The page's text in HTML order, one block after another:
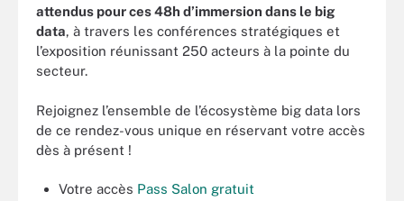
attendus pour ces 48h d’immersion dans le big
data, à travers les conférences stratégiques et
l’exposition réunissant 250 acteurs à la pointe du
secteur.
Rejoignez l’ensemble de l’écosystème big data lors
de ce rendez-vous unique en réservant votre accès
dès à présent !
Votre accès Pass Salon gratuit